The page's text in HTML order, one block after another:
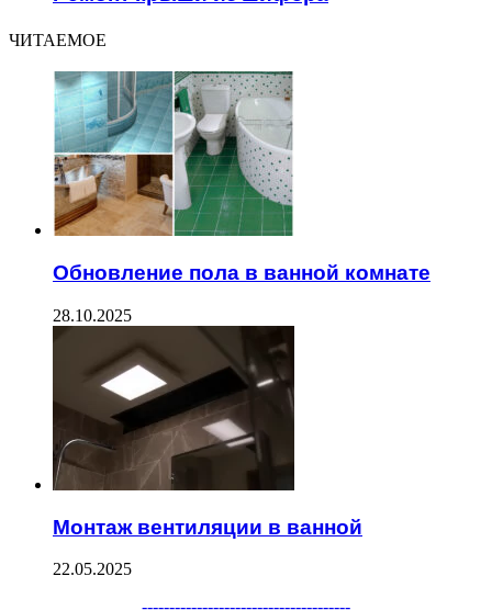
ЧИТАЕМОЕ
Обновление пола в ванной комнате
28.10.2025
Монтаж вентиляции в ванной
22.05.2025